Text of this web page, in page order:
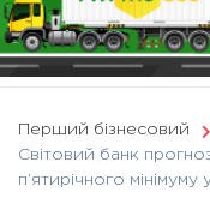
Перший бізнесовий
Світовий банк
п’ятирічного мінімуму